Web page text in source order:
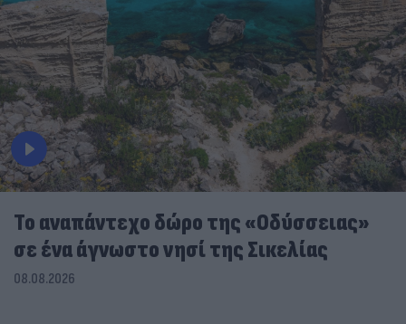
To αναπάντεχο δώρο της «Οδύσσειας»
σε ένα άγνωστο νησί της Σικελίας
08.08.2026